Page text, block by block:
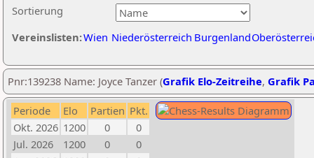
Sortierung
Vereinslisten:Wien Niederösterreich Burgenland
Pnr:139238 Name: Joyce Tanzer (Grafik Elo-Zeitreihe, Grafik
Periode Elo Partien Pkt.
Okt. 2026 1200 0
0
Jul. 2026
1200 0
0